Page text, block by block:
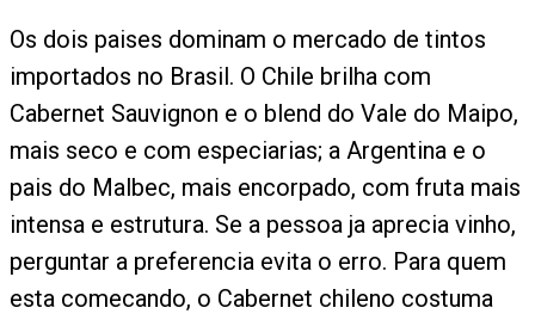
Os dois paises dominam o mercado de tintos
importados no Brasil. O Chile brilha com
Cabernet Sauvignon e o blend do Vale do Maipo,
mais seco e com especiarias; a Argentina e o
pais do Malbec, mais encorpado, com fruta mais
intensa e estrutura. Se a pessoa ja aprecia vinho,
perguntar a preferencia evita o erro. Para quem
esta comecando, o Cabernet chileno costuma